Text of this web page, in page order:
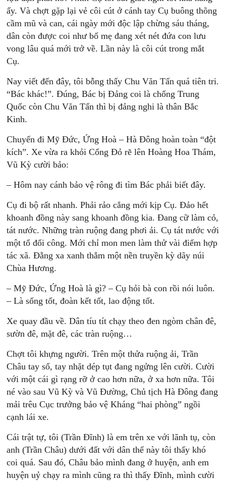
ấy. Và chợt gặp lại vẻ côi cút ở cánh tay Cụ buông thõng
cầm mũ và can, cái ngày mới độc lập chừng sáu tháng,
dân còn được coi như bố mẹ đang xét nét đứa con lưu
vong lâu quá mới trở về. Lần này là côi cút trong mắt
Cụ.
Nay viết đến đây, tôi bỗng thấy Chu Văn Tấn quá tiên tri.
“Bác khác!”. Đúng, Bác bị Đảng coi là chống Trung
Quốc còn Chu Văn Tấn thì bị đảng nghi là thân Bắc
Kinh.
Chuyến đi Mỹ Đức, Ứng Hoà – Hà Đông hoàn toàn “đột
kích”. Xe vừa ra khỏi Cổng Đỏ rẽ lên Hoàng Hoa Thám,
Vũ Kỳ cười bảo:
– Hôm nay cánh bảo vệ rông đi tìm Bác phải biết đây.
Cụ đi bộ rất nhanh. Phải rảo cẳng mới kịp Cụ. Đảo hết
khoanh đồng này sang khoanh đồng kia. Đang cữ làm cỏ,
tát nước. Những tràn ruộng đang phơi ải. Cụ tát nước với
một tổ đổi công. Mới chỉ mon men làm thử vài điểm hợp
tác xã. Đằng xa xanh thẳm một nền truyền kỳ dãy núi
Chùa Hương.
– Mỹ Đức, Ứng Hoà là gì? – Cụ hỏi bà con rồi nói luôn.
– Là sống tốt, đoàn kết tốt, lao động tốt.
Xe quay đầu về. Dân tíu tít chạy theo đen ngòm chân đê,
sườn đê, mặt đê, các tràn ruộng…
Chợt tôi khựng người. Trên một thửa ruộng ải, Trần
Châu tay sổ, tay nhặt dép tụt đang ngửng lên cười. Cười
với một cái gì rạng rỡ ở cao hơn nữa, ở xa hơn nữa. Tôi
né vào sau Vũ Kỳ và Vũ Đường, Chủ tịch Hà Đông đang
mải trêu Cục trưởng bảo vệ Kháng “hai phòng” ngồi
cạnh lái xe.
Cái trật tự, tôi (Trần Đĩnh) là em trên xe với lãnh tụ, còn
anh (Trần Châu) dưới đất với dân thế này tôi thấy khó
coi quá. Sau đó, Châu bảo mình đang ở huyện, anh em
huyện uỷ chạy ra mình cũng ra thì thấy Đĩnh, mình cười